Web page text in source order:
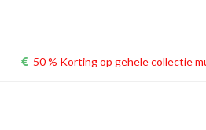
50 % Korting op gehele collectie